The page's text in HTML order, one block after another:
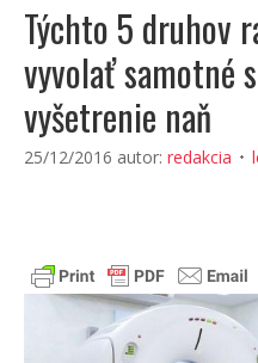
Týchto 5 druhov
vyvolať samotné
vyšetrenie naň
25/12/2016 autor: redakcia